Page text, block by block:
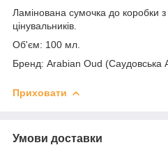
Ламінована сумочка до коробки
цінувальників.
Об'єм: 100 мл.
Бренд: Arabian Oud (Саудовська
Приховати
Умови доставки